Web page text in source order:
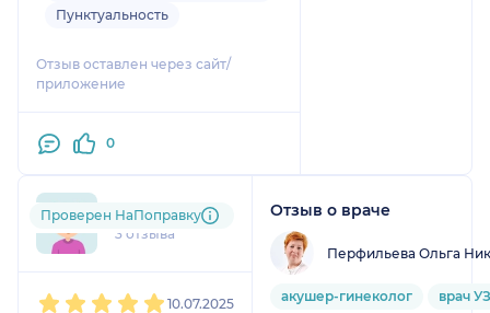
переподготовки по
(клинической)
психологии в объеме
медицинское
образование, о котором
рекомендую данного
«специалиста»! Берегите
себя!
Пунктуальность
Отзыв оставлен через сайт/
приложение
0
Анна
3 отзыва
Проверен НаПоправку
10.07.2025
Отзыв о враче
Перфильева Ольга
акушер-гинеколог
врач